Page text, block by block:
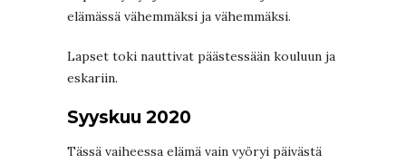
elämässä vähemmäksi ja vähemmäksi.
Lapset toki nauttivat päästessään kouluun ja
eskariin.
Syyskuu 2020
Tässä vaiheessa elämä vain vyöryi päivästä